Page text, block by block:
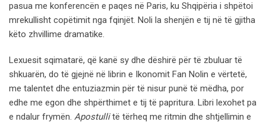
pasua me konferencën e paqes në Paris, ku Shqipëria i shpëtoi
mrekullisht copëtimit nga fqinjët. Noli la shenjën e tij në të gjitha
këto zhvillime dramatike.
Lexuesit sqimatarë, që kanë sy dhe dëshirë për të zbuluar të
shkuarën, do të gjejnë në librin e Ikonomit Fan Nolin e vërtetë,
me talentet dhe entuziazmin për të nisur punë të mëdha, por
edhe me egon dhe shpërthimet e tij të papritura. Libri lexohet pa
e ndalur frymën. Apostullitë tërheq me ritmin dhe shtjellimin e